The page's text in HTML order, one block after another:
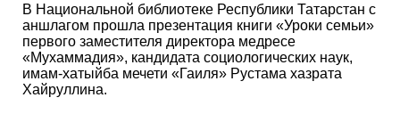
В Национальной библиотеке Республики Татарстан с
аншлагом прошла презентация книги «Уроки семьи»
первого заместителя директора медресе
«Мухаммадия», кандидата социологических наук,
имам-хатыйба мечети «Гаиля» Рустама хазрата
Хайруллина.